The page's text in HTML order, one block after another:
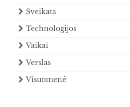
Sveikata
Technologijos
Vaikai
Verslas
Visuomenė